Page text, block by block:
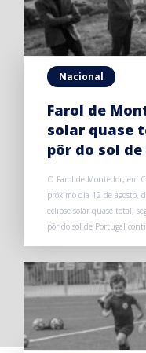
Nacional
Farol de
solar quase
pôr do sol
O Farol de Montedor, em
próximo dia 12 de agosto,
eclipse solar quase total,
pôr do sol de Portugal